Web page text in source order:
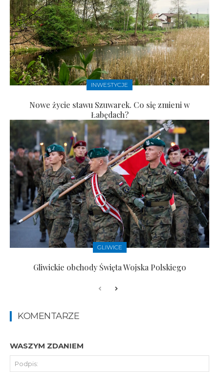
INWESTYCJE
Nowe życie stawu Szuwarek. Co się zmieni w
Łabędach?
GLIWICE
Gliwickie obchody Święta Wojska Polskiego
KOMENTARZE
WASZYM ZDANIEM